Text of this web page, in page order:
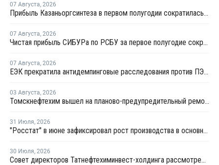
07 Августа, 2026
Прибыль Казаньоргсинтеза в первом полугодии сократилась более чем в 2 раза
07 Августа, 2026
Чистая прибыль СИБУРа по РСБУ за первое полугодие сократилась в 3,6 раза
07 Августа, 2026
ЕЭК прекратила антидемпинговые расследования против ПЭ и ПП из Азербайджана и Туркменистана
03 Августа, 2026
Томскнефтехим вышел на планово-предупредительный ремонт
31 Июля, 2026
"Росстат" в июне зафиксировал рост производства в основных группах пластмасс
30 Июля, 2026
Совет директоров Татнефтехиминвест-холдинга рассмотрел инновационные решения для разных сфер экономики